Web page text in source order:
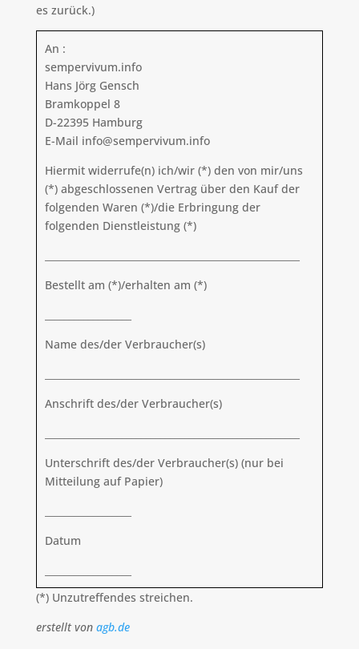
es zurück.)
An :
sempervivum.info
Hans Jörg Gensch
Bramkoppel 8
D-22395 Hamburg
E-Mail info@sempervivum.info
Hiermit widerrufe(n) ich/wir (*) den von mir/uns
(*) abgeschlossenen Vertrag über den Kauf der
folgenden Waren (*)/die Erbringung der
folgenden Dienstleistung (*)
Bestellt am (*)/erhalten am (*)
Name des/der Verbraucher(s)
Anschrift des/der Verbraucher(s)
Unterschrift des/der Verbraucher(s) (nur bei
Mitteilung auf Papier)
Datum
(*) Unzutreffendes streichen.
erstellt von agb.de